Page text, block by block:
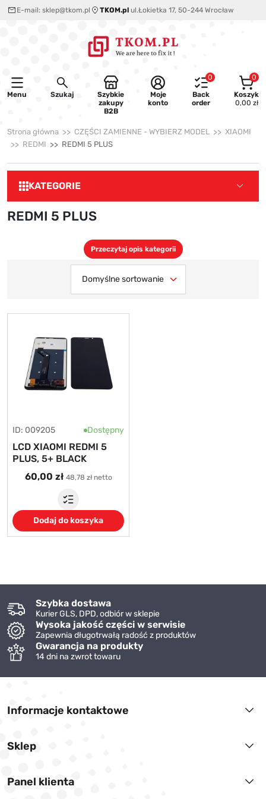
E-mail: sklep@tkom.pl TKOM.pl ul.Łokietka 17, 50-244 Wrocław
Menu Szukaj
Szybkie
zakupy
B2B
Moje
konto
0
Back
order
0
Koszyk
0,00 zł
Strona główna CZĘŚCI ZAMIENNE - WYBIERZ MODEL
XIAOMI
REDMI
REDMI 5 PLUS
KATEGORIE
REDMI 5 PLUS
Przeczytaj opis kategorii
ID: 009205 Dostępny
LCD XIAOMI REDMI 5
PLUS, 5+ BLACK
60,00 zł 48,78 zł netto
Dodaj do koszyka
Szybka dostawa
Kurier GLS, DPD, odbiór w sklepie
Wysoka jakość części w serwisie
Zapewnia długotrwałą radość z produktów
Gwarancja na produkty
14 dni na zwrot towaru
Informacje kontaktowe
Sklep
Panel klienta